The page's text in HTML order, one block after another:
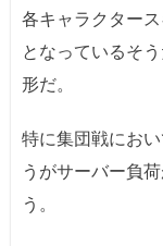
各キャラクター
となっているそ
形だ。
特に集団戦にお
うがサーバー負
う。